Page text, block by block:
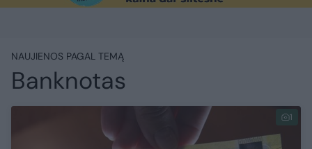
NAUJIENOS PAGAL TEMĄ
Banknotas
1